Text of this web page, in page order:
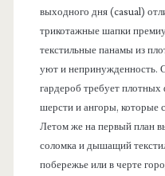
выходного дня (casual)
трикотажные шапки
текстильные панамы из
уют и непринужденность.
гардероб требует
шерсти и ангоры, которые
Летом же на первый план
соломка и дышащий
побережье или в черте